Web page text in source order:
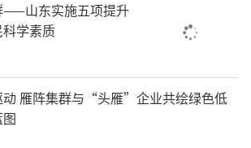
——山东实施五项提升
学素质
雁阵集群与“头雁”企业共绘绿色低